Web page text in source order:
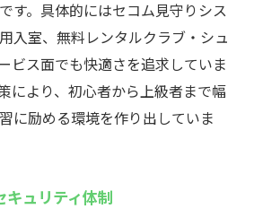
す。具体的にはセコム見守りシス
入室、無料レンタルクラブ・シュ
ビス面でも快適さを追求していま
により、初心者から上級者まで幅
に励める環境を作り出していま
ュリティ体制